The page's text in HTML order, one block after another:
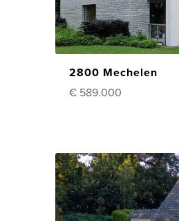
2800 Mechelen
€ 589.000